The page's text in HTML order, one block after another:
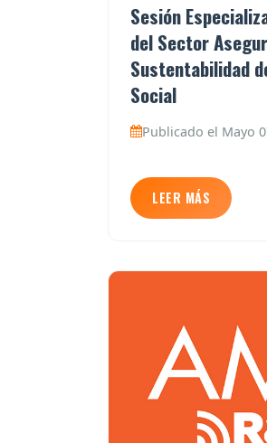
Sesión
del Sector
Sustentabilidad
Social
Publicado el Mayo
LEER MÁS